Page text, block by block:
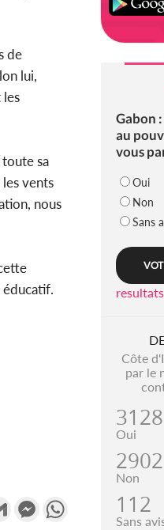
de
lui,
les
sa
vents
nous
éducatif.
Gmail MessengerWhatsApp
Gabon
au
vous
Oui
Non
Sans
resultats
Côte
par le
3128
Oui
2902
Non
112
Sans